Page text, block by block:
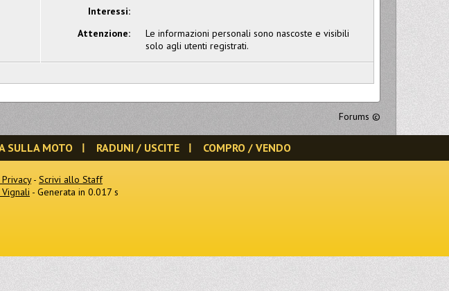
Interessi:
Attenzione:
Le informazioni personali sono nascoste e visibili
solo agli utenti registrati.
Forums ©
SULLA MOTO RADUNI / USCITE COMPRO / VENDO
- Scrivi allo Staff
- Generata in 0.017 s